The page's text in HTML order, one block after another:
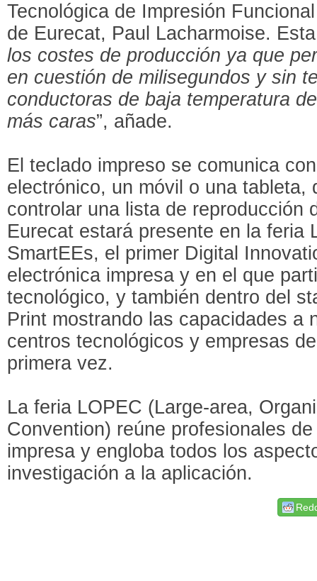
Tecnológica de Impresión
de Eurecat, Paul Lacharmoise.
los costes de producción ya que
en cuestión de milisegundos y sin
conductoras de baja temperatura
más caras”, añade.
El teclado impreso se comunica
electrónico, un móvil o una tableta,
controlar una lista de reproducción
Eurecat estará presente en la feria
SmartEEs, el primer Digital
electrónica impresa y en el que
tecnológico, y también dentro del
Print mostrando las capacidades a
centros tecnológicos y empresas
primera vez.
La feria LOPEC (Large-area,
Convention) reúne profesionales
impresa y engloba todos los
investigación a la aplicación.